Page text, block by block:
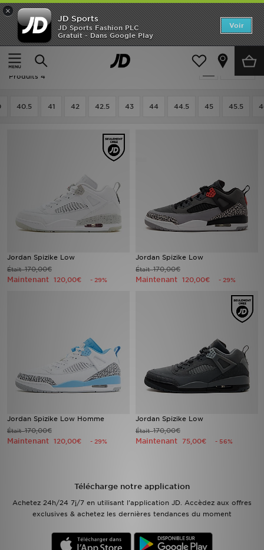
×
JD Sports
JD Sports Fashion PLC
Gratuit - Dans Google Play
Voir
Accueil
Homme Chaussures Homme Baskets
Jordan Baskets - Jordan Spizike Low
Produits 4
40.5 41 42 42.5 43 44 44.5 45 45.5
Jordan Spizike Low
Était170,00€
Maintenant 120,00€ - 29%
Jordan Spizike Low
Était170,00€
Maintenant 120,00€ - 29%
Jordan Spizike Low Homme
Était170,00€
Maintenant 120,00€ - 29%
Jordan Spizike Low
Était170,00€
Maintenant 75,00€ - 56%
Télécharge notre application
Achetez 24h/24 7j/7 en utilisant l'application JD. Accèdez aux offres
exclusives & achetez les dernières tendances du moment
Accueil
Nouveautés
Homme
Football
PROMOS
Nos Magasins